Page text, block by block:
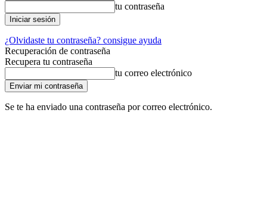
tu contraseña
¿Olvidaste tu contraseña? consigue ayuda
Recuperación de contraseña
Recupera tu contraseña
tu correo electrónico
Se te ha enviado una contraseña por correo electrónico.